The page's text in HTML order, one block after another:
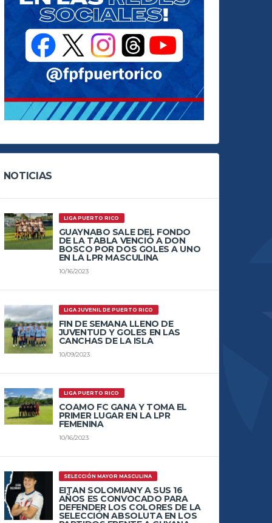
NOTICIAS
LIGA PUERTO RICO
GUAYNABO SALE DEL FONDO
DE LA TABLA VENCIÓ A DON
BOSCO POR DOS GOLES A UNO
EN LA LPR MASCULINA
10/16/2023
LIGA JUVENIL DE PUERTO RICO
FIN DE SEMANA LLENO DE
JUVENTUD Y GOLES EN LAS
CANCHAS DE LA ISLA
10/09/2023
LIGA PUERTO RICO
COAMO FC GANA Y TOMA EL
PRIMER LUGAR EN LA LPR
FEMENINA
10/16/2023
SELECCIÓN MAYOR MASCULINA
EITAN SOLOMIANY A SUS 16
AÑOS ES CONVOCADO PARA
DEFENDER LOS COLORES DE LA
SELECCIÓN ABSOLUTA EN LOS